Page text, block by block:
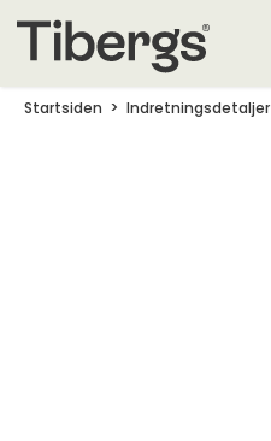
Startsiden Indretningsdetaljer